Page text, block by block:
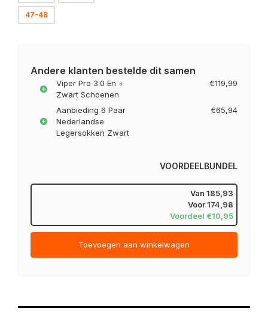
47-48
Andere klanten bestelde dit samen
Viper Pro 3.0 En +
Zwart Schoenen
€119,99
Aanbieding 6 Paar
Nederlandse
Legersokken Zwart
€65,94
VOORDEELBUNDEL
Van 185,93
Voor174,98
Voordeel €10,95
Toevoegen aan winkelwagen